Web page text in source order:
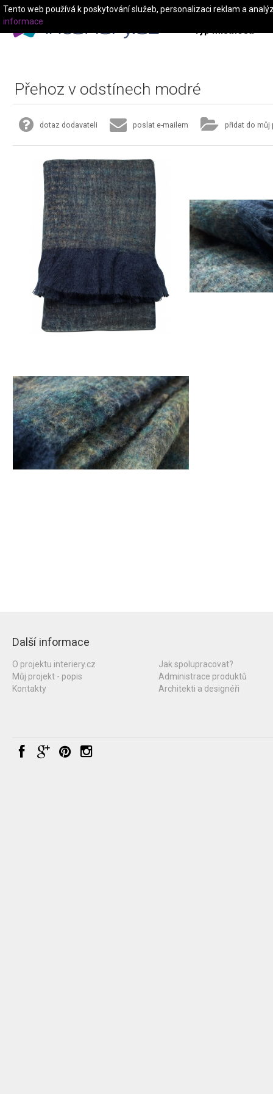
Typ místnosti
Přehoz v odstínech modré
dotaz dodavateli poslat e-mailem přidat do můj
Další informace
O projektu interiery.cz
Můj projekt - popis
Kontakty
Jak spolupracovat?
Administrace produktů
Architekti a designéři
Tento web používá k poskytování služeb, personalizaci reklam a
informace